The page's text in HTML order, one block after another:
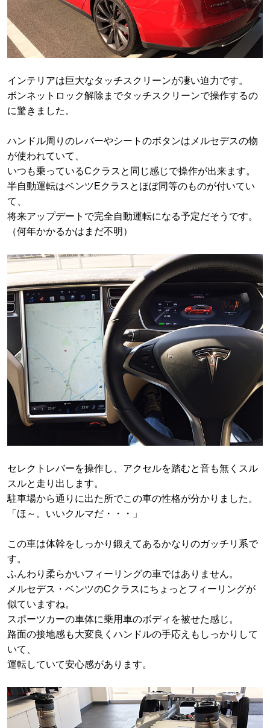
インテリアは巨大なタッチスクリーンが凄い迫力です。
ボンネットロック解除までタッチスクリーンで操作するの
に驚きました。
ハンドル周りのレバーやシートのボタンはメルセデスの物
が使われていて、
いつも乗っているCクラスと同じ感じで操作が出来ます。
半自動運転はベンツEクラスとほぼ同等のものが付いてい
て、
将来アップデートで完全自動運転になる予定だそうです。
（何年かかるかはまだ不明）
セレクトレバーを操作し、アクセルを踏むと音も無くスル
スルと走り出します。
駐車場から通りに出た所でこの車の性格が分かりました。
「ほ～。いいクルマだ・・・」
この車は体幹をしっかり鍛えてあるかなりのガッチリ系で
す。
ふんわり柔らかいフィーリングの車ではありません。
メルセデス・ベンツのCクラスにちょっとフィーリングが
似ていますね。
スポーツカーの車体に乗用車のボディを被せた感じ。
路面の接地感も大変良くハンドルの手応えもしっかりして
いて、
運転していて安心感があります。